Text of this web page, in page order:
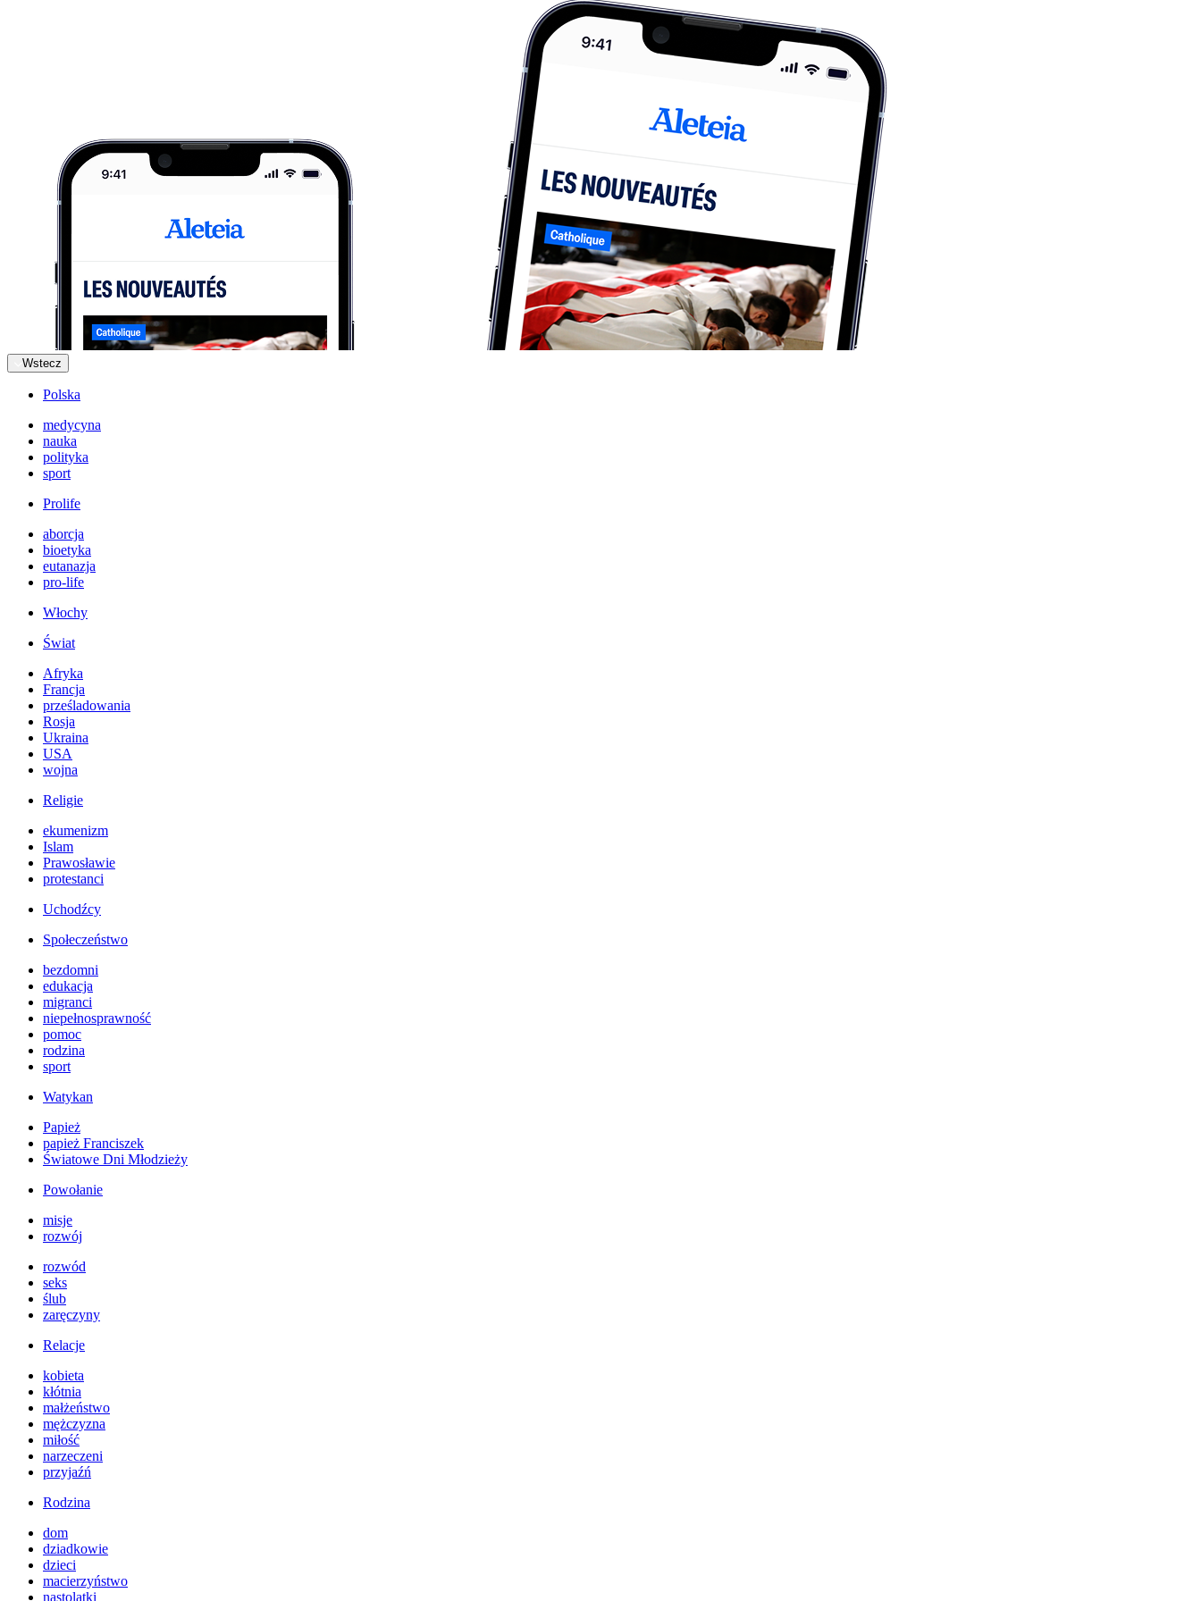
Wstecz
Polska
medycyna
nauka
polityka
sport
Prolife
aborcja
bioetyka
eutanazja
pro-life
Włochy
Świat
Afryka
Francja
prześladowania
Rosja
Ukraina
USA
wojna
Religie
ekumenizm
Islam
Prawosławie
protestanci
Uchodźcy
Społeczeństwo
bezdomni
edukacja
migranci
niepełnosprawność
pomoc
rodzina
sport
Watykan
Papież
papież Franciszek
Światowe Dni Młodzieży
Powołanie
misje
rozwój
rozwód
seks
ślub
zaręczyny
Relacje
kobieta
kłótnia
małżeństwo
mężczyzna
miłość
narzeczeni
przyjaźń
Rodzina
dom
dziadkowie
dzieci
macierzyństwo
nastolatki